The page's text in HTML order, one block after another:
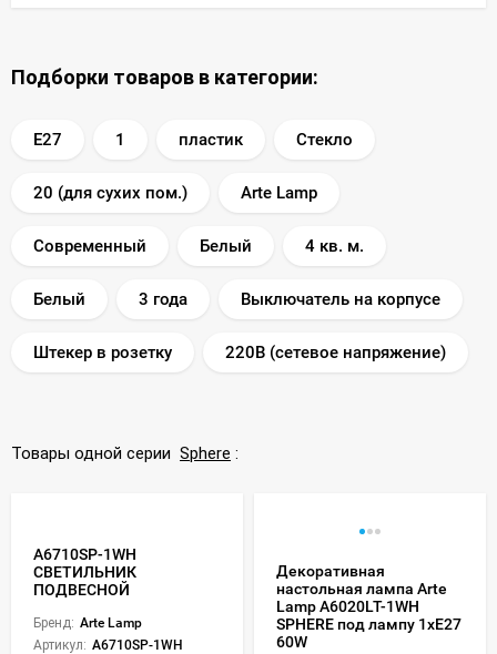
Подборки товаров в категории:
E27 1 пластик Стекло
20 (для сухих пом.) Arte Lamp
Современный Белый 4 кв. м.
Белый 3 года Выключатель на корпусе
Штекер в розетку 220В (сетевое напряжение)
Товары одной серии Sphere :
A6710SP-1WH
СВЕТИЛЬНИК
ПОДВЕСНОЙ
Бренд: Arte Lamp
Артикул: A6710SP-1WH
Декоративная
настольная лампа Arte
Lamp A6020LT-1WH
SPHERE под лампу 1xE27
60W